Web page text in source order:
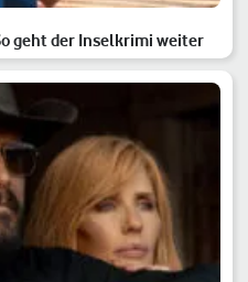
geht der Inselkrimi weiter